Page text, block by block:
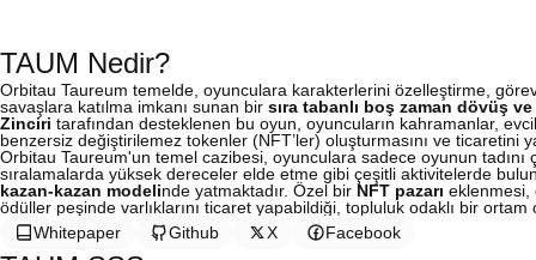
TAUM Nedir?
Orbitau Taureum temelde, oyunculara karakterlerini özelleştirme,
savaşlara katılma imkanı sunan bir sıra tabanlı boş zaman dövüş
Zinciri tarafından desteklenen bu oyun, oyuncuların kahramanlar,
benzersiz değiştirilemez tokenler (NFT’ler) oluşturmasını ve ticaretini
Orbitau Taureum'un temel cazibesi, oyunculara sadece oyunun tadını
sıralamalarda yüksek dereceler elde etme gibi çeşitli aktivitelerde
kazan-kazan modelinde yatmaktadır. Özel bir NFT pazarı eklenmesi,
ödüller peşinde varlıklarını ticaret yapabildiği, topluluk odaklı bir ortam
Whitepaper
Github X Facebook